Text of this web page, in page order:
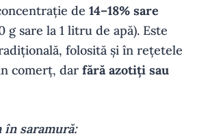
de 14–18% sare
g sare la 1 litru de apă). Este
folosită și în rețetele
comerț, dar fără azotiți sau
în saramură: